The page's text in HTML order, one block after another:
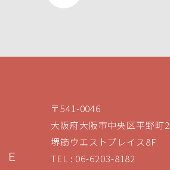
〒541-0046
大阪府大阪市中央区平野町
堺筋ウエストプレイス8F
TEL : 06-6203-8182